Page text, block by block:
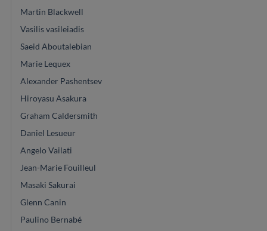
Martin Blackwell
Vasilis vasileiadis
Saeid Aboutalebian
Marie Lequex
Alexander Pashentsev
Hiroyasu Asakura
Graham Caldersmith
Daniel Lesueur
Angelo Vailati
Jean-Marie Fouilleul
Masaki Sakurai
Glenn Canin
Paulino Bernabé